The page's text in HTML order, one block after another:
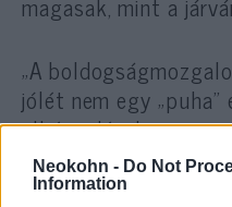
Neokohn - Do Not
Information
„A
jólét nem egy „puha”
elképzelés, hanem
területeire
körülményekre, a